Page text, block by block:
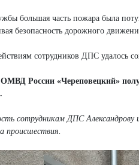
большая часть пожара была
безопасность дорожного
сотрудников ДПС удалось
России «Череповецкий»
сотрудникам ДПС
происшествия.